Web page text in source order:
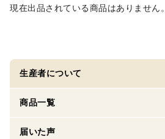
現在出品されている商品はありません。
生産者について
商品一覧
届いた声